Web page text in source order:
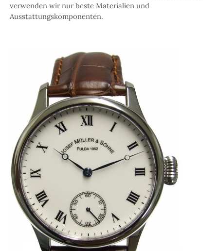
verwenden wir nur beste Materialien und
Ausstattungskomponenten.